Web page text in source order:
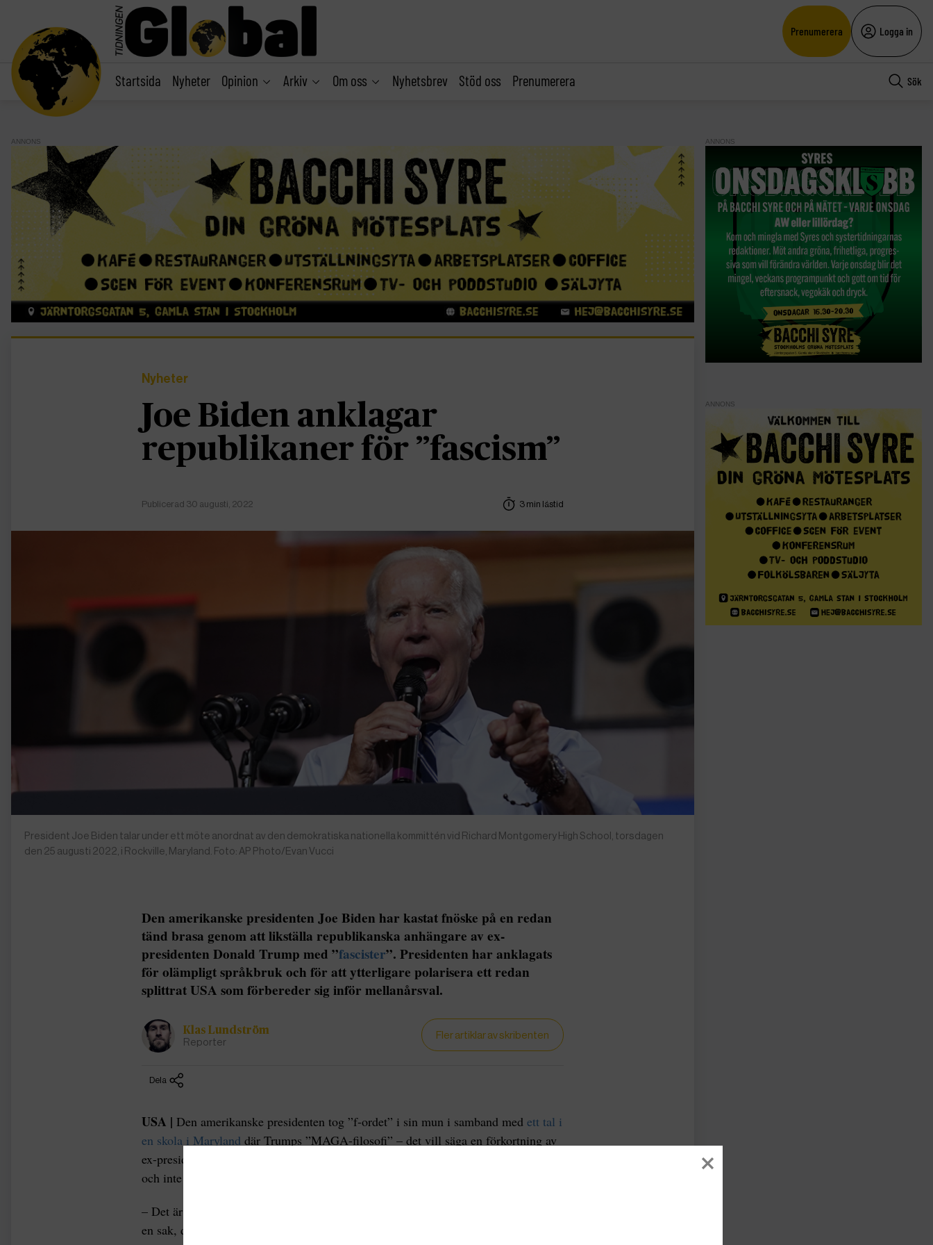
Prenumerera Logga in
Startsida Nyheter Opinion Arkiv Om oss Nyhetsbrev Stöd oss Prenumerera Sök
ANNONS
Nyheter
Joe Biden anklagar
republikaner för ”fascism”
Publicerad 30 augusti, 2022 3 min lästid
President Joe Biden talar under ett möte anordnat av den demokratiska nationella kommittén vid Richard Montgomery High School, torsdagen
den 25 augusti 2022, i Rockville, Maryland. Foto: AP Photo/Evan Vucci
Den amerikanske presidenten Joe Biden har kastat fnöske på en redan
tänd brasa genom att likställa republikanska anhängare av ex-
presidenten Donald Trump med ”fascister”. Presidenten har anklagats
för olämpligt språkbruk och för att ytterligare polarisera ett redan
splittrat USA som förbereder sig inför mellanårsval.
Klas Lundström
Reporter
Fler artiklar av skribenten
Dela
USA | Den amerikanske presidenten tog ”f-ordet” i sin mun i samband med ett tal i
en skola i Maryland där Trumps ”MAGA-filosofi” – det vill säga en förkortning av
ex-presidentens slogan ”
och inte ”bottnar i demokrati”:
– Det är inte bara Trump, utan hela filosofin bakom som göder … Jag ska säga er
en sak, det liknar semifascism, sa Joe Biden, rapporterar
ANNONS
ANNONS